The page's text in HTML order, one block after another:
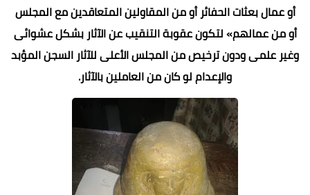
أو عمال بعثات الحفائر أو من المقاولين المتعاقدين مع المجلس
أو من عمالهم» لتكون عقوبة التنقيب عن الآثار بشكل عشوائى
وغير علمى ودون ترخيص من المجلس الأعلى للآثار السجن المؤبد
والإعدام لو كان من العاملين بالآثار.